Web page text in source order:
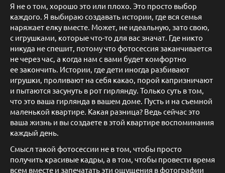
Я не о том, хорошо это или плохо. Это просто выбор
каждого. Я выбираю создавать истории, где вся семья
наряжает елку вместе. Может, не идеальную, зато свою,
с игрушками, которые что-то для вас значат. Где никто
никуда не спешит, потому что фотосессия заканчивается
не через час, а когда нам с вами будет комфортно
ее закончить. Истории, где дети иногда разбивают
игрушки, проливают на себя какао, порой капризничают
и пытаются засунуть в рот гирлянду. Только суть в том,
что это ваша гирлянда в вашем доме. Пусть и на съемной
маленькой квартире. Какая разница? Ведь сейчас это
ваша жизнь и вы создаете в этой квартире воспоминания
каждый день.
Смысл такой фотосессии не в том, чтобы просто
получить красивые кадры, а в том, чтобы провести время
всем вместе и запечатать эти ощущения в фотографии